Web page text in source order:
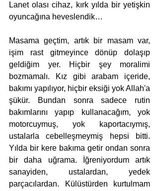
Lanet olası cihaz, kırk yılda bir yetişkin
oyuncağına heveslendik…
Masama geçtim, artık bir masam var,
işim rast gitmeyince dönüp dolaşıp
geldiğim yer. Hiçbir şey moralimi
bozmamalı. Kız gibi arabam içeride,
bakımı yapılıyor, hiçbir eksiği yok Allah'a
şükür. Bundan sonra sadece rutin
bakımlarını yapıp kullanacağım, yok
motorcuymuş, yok kaportacıymış,
ustalarla cebelleşmeymiş hepsi bitti.
Yılda bir kere bakıma getir ondan sonra
bir daha uğrama. İğreniyordum artık
sanayiden, ustalardan, yedek
parçacılardan. Külüstürden kurtulmam